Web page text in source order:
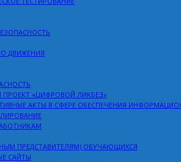
ДВИЖЕНИЯ
ПРОЕКТ «ЦИФРОВОЙ ЛИКБЕЗ»
АКТЫ В СФЕРЕ ОБЕСПЕЧЕНИЯ
ПРЕДСТАВИТЕЛЯМ) ОБУЧАЮЩИХСЯ
САЙТЫ